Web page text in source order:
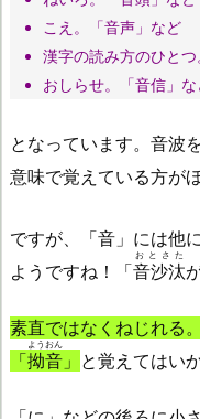
こえ。「音声」など
漢字の読み方のひと
おしらせ。「音信」な
となっています。音波
意味で覚えている方が
ですが、「音」には他
ようですね！「音沙汰
おとさた
素直ではなくねじれる
「拗音
ようおん
」 と覚えてはい